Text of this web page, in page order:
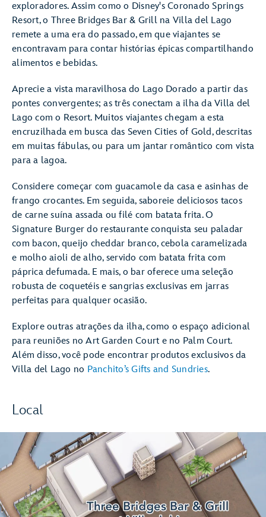
exploradores. Assim como o Disney's Coronado Springs
Resort, o Three Bridges Bar & Grill na Villa del Lago
remete a uma era do passado, em que viajantes se
encontravam para contar histórias épicas compartilhando
alimentos e bebidas.
Aprecie a vista maravilhosa do Lago Dorado a partir das
pontes convergentes; as três conectam a ilha da Villa del
Lago com o Resort. Muitos viajantes chegam a esta
encruzilhada em busca das Seven Cities of Gold, descritas
em muitas fábulas, ou para um jantar romântico com vista
para a lagoa.
Considere começar com guacamole da casa e asinhas de
frango crocantes. Em seguida, saboreie deliciosos tacos
de carne suína assada ou filé com batata frita. O
Signature Burger do restaurante conquista seu paladar
com bacon, queijo cheddar branco, cebola caramelizada
e molho aioli de alho, servido com batata frita com
páprica defumada. E mais, o bar oferece uma seleção
robusta de coquetéis e sangrias exclusivas em jarras
perfeitas para qualquer ocasião.
Explore outras atrações da ilha, como o espaço adicional
para reuniões no Art Garden Court e no Palm Court.
Além disso, você pode encontrar produtos exclusivos da
Villa del Lago no Panchito’s Gifts and Sundries.
Local